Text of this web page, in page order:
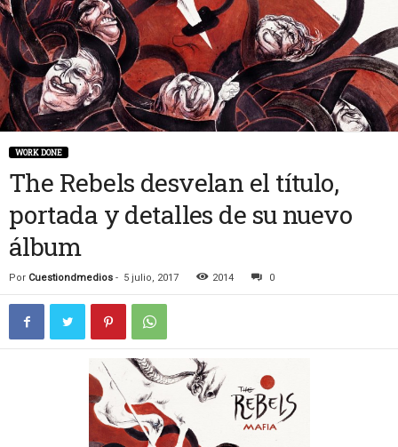
WORK DONE
The Rebels desvelan el título,
portada y detalles de su nuevo
álbum
Por Cuestiondmedios - 5 julio, 2017 2014 0